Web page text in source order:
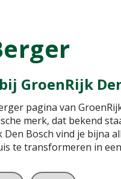
GroenRijk
pagina van
merk, dat bekend
Den Bosch vind je bijna
te transformeren in